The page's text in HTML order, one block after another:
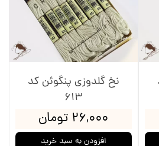
نخ گلدوزی پنگوئن کد
613
۲۶,۰۰۰ تومان
افزودن به سبد خرید